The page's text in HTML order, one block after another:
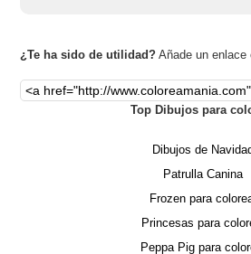
¿Te ha sido de utilidad? Añade un
Top Dibujos para
Dibujos de
Patrulla Canina
Frozen para
Princesas para
Peppa Pig para